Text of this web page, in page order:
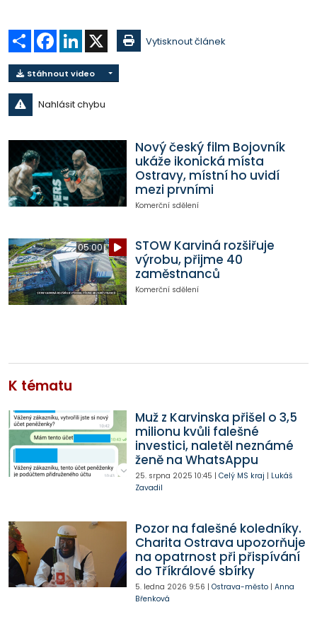
Sdílet Facebook
LinkedIn Vytisknout článek
Stáhnout video
Nahlásit chybu
Nový český film Bojovník
ukáže ikonická místa
Ostravy, místní ho uvidí
mezi prvními
Komerční sdělení
05:00
STOW Karviná rozšiřuje
výrobu, přijme 40
zaměstnanců
Komerční sdělení
K tématu
Muž z Karvinska přišel o 3,5
milionu kvůli falešné
investici, naletěl neznámé
ženě na WhatsAppu
25. srpna 2025 10:45 | Celý MS kraj | Lukáš
Zavadil
Pozor na falešné koledníky.
Charita Ostrava upozorňuje
na opatrnost při přispívání
do Tříkrálové sbírky
5. ledna 2026 9:56 | Ostrava-město| Anna
Břenková